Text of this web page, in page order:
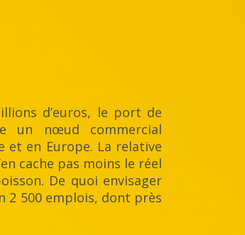
d’euros, le port de
un nœud commercial
et en Europe. La relative
cache pas moins le réel
De quoi envisager
2 500 emplois, dont près